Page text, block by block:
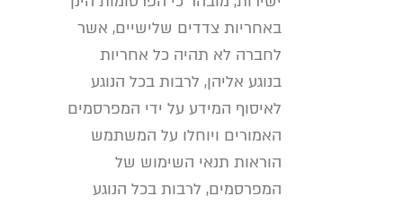
באחריות צדדים שלישיים, אשר
לחברה לא תהיה כל אחריות
בנוגע אליהן, לרבות בכל הנוגע
לאיסוף המידע על ידי המפרסמים
האמורים ויוחלו על המשתמש
הוראות תנאי השימוש של
המפרסמים, לרבות בכל הנוגע